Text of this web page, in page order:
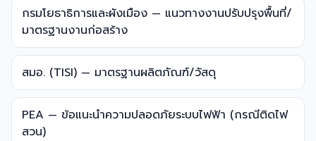
กรมโยธาธิการและผังเมือง — แนวทางงานปรับปรุงพื้นที่/
มาตรฐานงานก่อสร้าง
สมอ. (TISI) — มาตรฐานผลิตภัณฑ์/วัสดุ
PEA — ข้อแนะนำความปลอดภัยระบบไฟฟ้า (กรณีติดไฟ
สวน)